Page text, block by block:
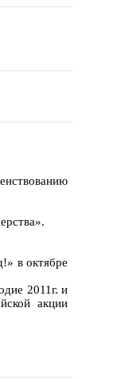
в октябре
2011г. и
акции